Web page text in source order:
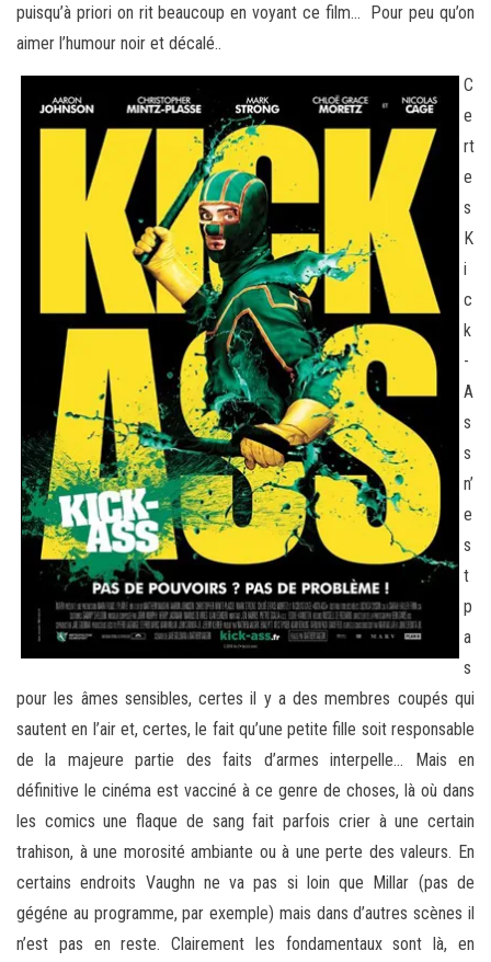
puisqu’à priori on rit beaucoup en voyant ce film… Pour peu qu’on
aimer l’humour noir et décalé..
C
e
rt
e
s
K
i
c
k
-
A
s
s
n’
e
s
t
p
a
s
pour les âmes sensibles, certes il y a des membres coupés qui
sautent en l’air et, certes, le fait qu’une petite fille soit responsable
de la majeure partie des faits d’armes interpelle… Mais en
définitive le cinéma est vacciné à ce genre de choses, là où dans
les comics une flaque de sang fait parfois crier à une certain
trahison, à une morosité ambiante ou à une perte des valeurs. En
certains endroits Vaughn ne va pas si loin que Millar (pas de
gégéne au programme, par exemple) mais dans d’autres scènes il
n’est pas en reste. Clairement les fondamentaux sont là, en